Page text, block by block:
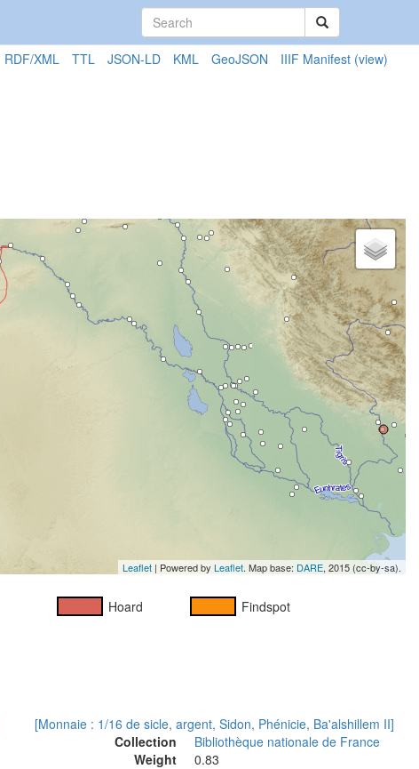
RDF/XML TTL JSON-LD KML GeoJSON IIIF Manifest (view)
Leaflet | Powered by Leaflet. Map base: DARE, 2015 (cc-by-sa).
Hoard Findspot
[Monnaie : 1/16 de sicle, argent, Sidon, Phénicie, Ba'alshillem II]
Collection
Bibliothèque nationale de France
Weight
0.83